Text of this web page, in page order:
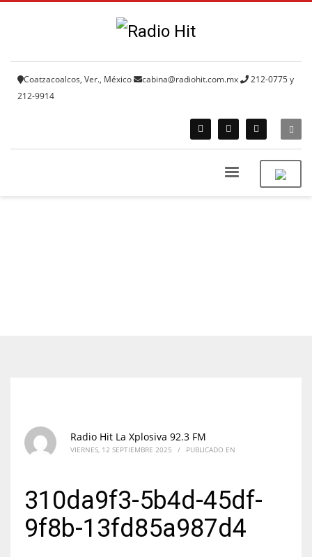
Coatzacoalcos, Ver., México cabina@radiohit.com.mx
212-0775 y
212-9914
Radio Hit La Xplosiva 92.3 FM
VIERNES, 12 SEPTIEMBRE 2025 / PUBLICADO EN
310da9f3-5b4d-45df-
9f8b-13fd85a987d4